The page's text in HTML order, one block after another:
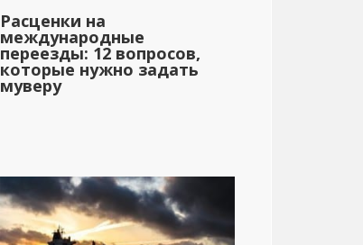
Расценки на
международные
переезды: 12 вопросов,
которые нужно задать
муверу